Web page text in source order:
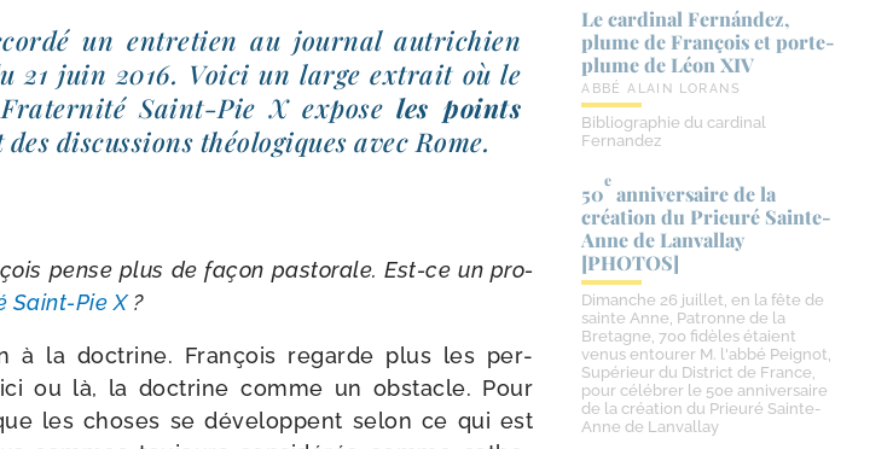
un entre­tien au jour­nal autri­chien
21 juin 2016. Voici un large extrait où le
Saint-​Pie X exposeles points
dis­cus­sions théo­lo­giques avec Rome.
pense plus de façon pas­to­rale. Est-​ce un pro­
Saint-​Pie X?
à la doc­trine. François regarde plus les per­
ou là, la doc­trine comme un obs­tacle. Pour
les choses se déve­loppent selon ce qui est
Le cardinal Fernández,
plume de François et porte-​
plume de Léon XIV
ABBÉ ALAIN LORANS
Bibliographie du cardinal
Fernandez
50
e
anniversaire de la
création du Prieuré Sainte-​
Anne de Lanvallay
[PHOTOS]
Dimanche 26 juillet, en la fête de
sainte Anne, Patronne de la
Bretagne, 700 fidèles étaient
venus entourer M. l'abbé Peignot,
Supérieur du District de France,
pour célébrer le 50e anniversaire
de la création du Prieuré Sainte-
Anne de Lanvallay